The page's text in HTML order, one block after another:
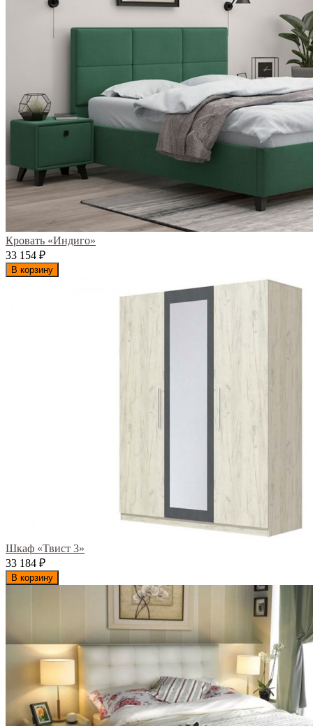
Кровать «Индиго»
33 154 ₽
В корзину
Шкаф «Твист 3»
33 184 ₽
В корзину